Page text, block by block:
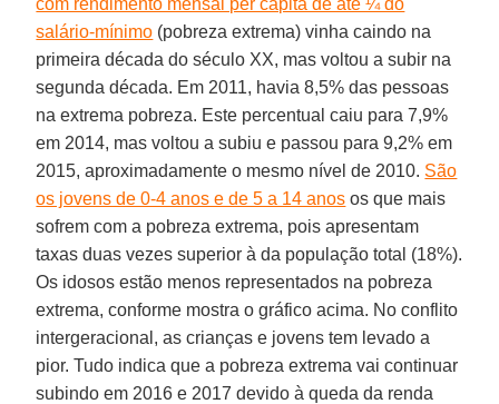
com rendimento mensal per capita de até ¼ do
salário-mínimo (pobreza extrema) vinha caindo na
primeira década do século XX, mas voltou a subir na
segunda década. Em 2011, havia 8,5% das pessoas
na extrema pobreza. Este percentual caiu para 7,9%
em 2014, mas voltou a subiu e passou para 9,2% em
2015, aproximadamente o mesmo nível de 2010. São
os jovens de 0-4 anos e de 5 a 14 anos os que mais
sofrem com a pobreza extrema, pois apresentam
taxas duas vezes superior à da população total (18%).
Os idosos estão menos representados na pobreza
extrema, conforme mostra o gráfico acima. No conflito
intergeracional, as crianças e jovens tem levado a
pior. Tudo indica que a pobreza extrema vai continuar
subindo em 2016 e 2017 devido à queda da renda